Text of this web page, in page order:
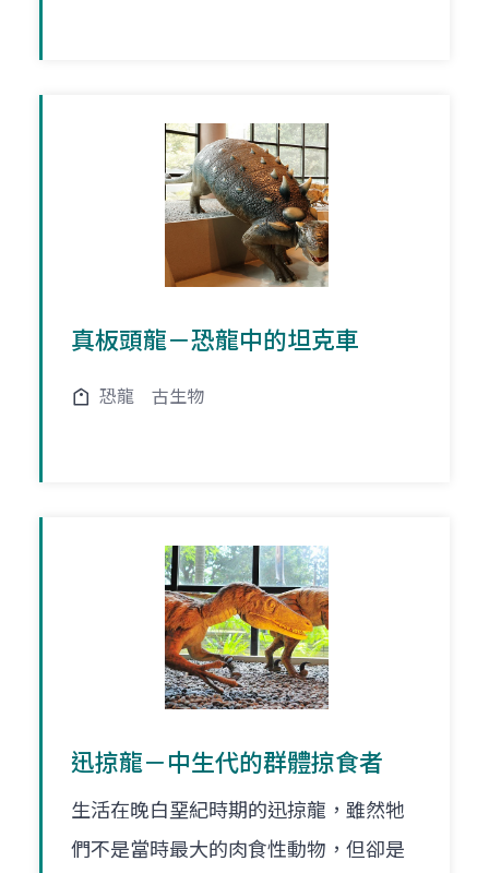
真板頭龍－恐龍中的坦克車
恐龍 古生物
迅掠龍－中生代的群體掠食者
生活在晚白堊紀時期的迅掠龍，雖然牠
們不是當時最大的肉食性動物，但卻是